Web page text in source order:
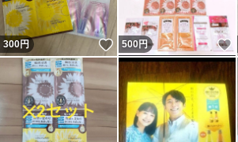
300円 いいね！
500 円